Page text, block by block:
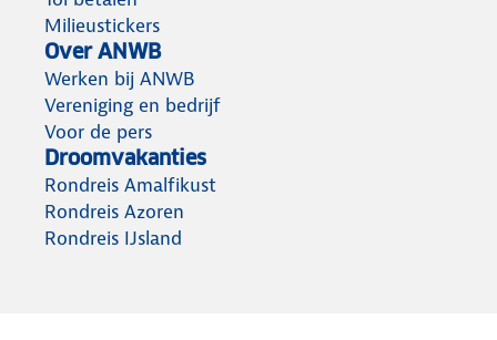
Milieustickers
Over ANWB
Werken bij ANWB
Vereniging en bedrijf
Voor de pers
Droomvakanties
Rondreis Amalfikust
Rondreis Azoren
Rondreis IJsland